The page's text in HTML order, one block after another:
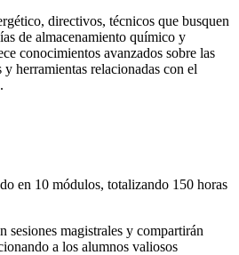
directivos, técnicos que busquen
de almacenamiento químico y
conocimientos avanzados sobre las
herramientas relacionadas con el
en 10 módulos, totalizando 150 horas
sesiones magistrales y compartirán
a los alumnos valiosos